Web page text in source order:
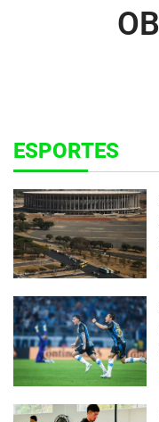
ESPORTES